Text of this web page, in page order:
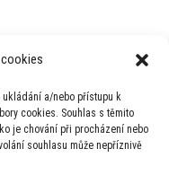
ukládání a/nebo přístupu k
cookies. Souhlas s těmito
je chování při procházení nebo
souhlasu může nepříznivě
spolupráci s